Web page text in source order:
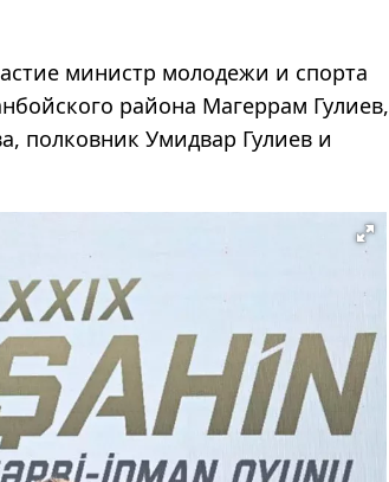
министр молодежи и спорта
района Магеррам Гулиев,
полковник Умидвар Гулиев и